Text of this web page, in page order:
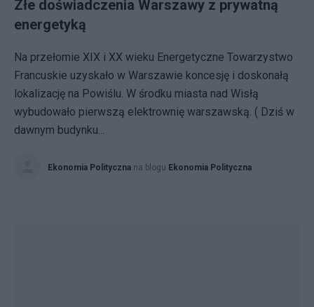
Złe doświadczenia Warszawy z prywatną
energetyką
Na przełomie XIX i XX wieku Energetyczne Towarzystwo
Francuskie uzyskało w Warszawie koncesję i doskonałą
lokalizację na Powiślu. W środku miasta nad Wisłą
wybudowało pierwszą elektrownię warszawską. ( Dziś w
dawnym budynku...
Ekonomia Polityczna na blogu Ekonomia Polityczna